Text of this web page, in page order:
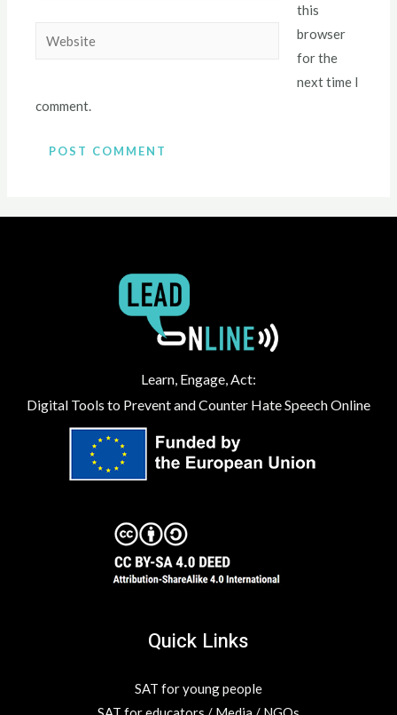
this
browser
for the
next time I
comment.
Learn, Engage, Act:
Digital Tools to Prevent and Counter Hate Speech Online
Quick Links
SAT for young people